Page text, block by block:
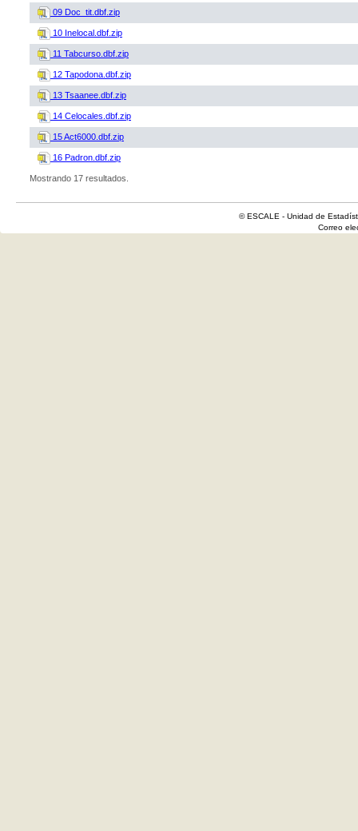
09 Doc_tit.dbf.zip
10 Inelocal.dbf.zip
11 Tabcurso.dbf.zip
12 Tapodona.dbf.zip
13 Tsaanee.dbf.zip
14 Celocales.dbf.zip
15 Act6000.dbf.zip
16 Padron.dbf.zip
Mostrando 17 resultados.
© ESCALE - Unidad de
Correo